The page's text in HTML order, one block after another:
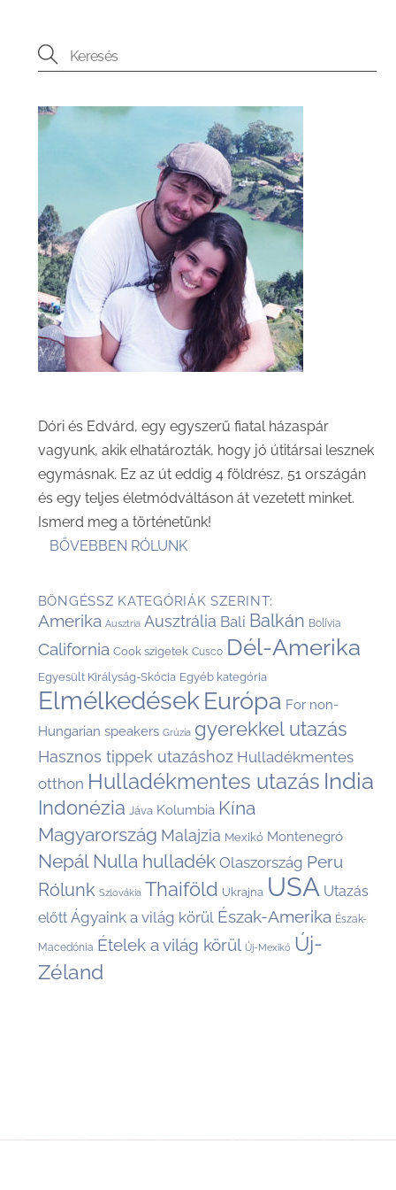
Dóri és Edvárd, egy egyszerű fiatal házaspár
vagyunk, akik elhatározták, hogy jó útitársai lesznek
egymásnak. Ez az út eddig 4 földrész, 51 országán
és egy teljes életmódváltáson át vezetett minket.
Ismerd meg a történetünk!
BŐVEBBEN RÓLUNK
BÖNGÉSSZ KATEGÓRIÁK SZERINT:
Amerika Ausztria Ausztrália Bali Balkán Bolívia
California Cook szigetek Cusco Dél-Amerika
Egyesült Királyság-Skócia Egyéb kategória
Elmélkedések Európa For non-
Hungarian speakers Grúzia gyerekkel utazás
Hasznos tippek utazáshoz Hulladékmentes
otthon Hulladékmentes utazás India
Indonézia Jáva Kolumbia Kína
Magyarország Malajzia Mexikó Montenegró
Nepál Nulla hulladék Olaszország Peru
Rólunk Szlovákia Thaiföld Ukrajna USA Utazás
előtt Ágyaink a világ körül Észak-Amerika Észak-
Macedónia Ételek a világ körül Új-Mexikó Új-
Zéland